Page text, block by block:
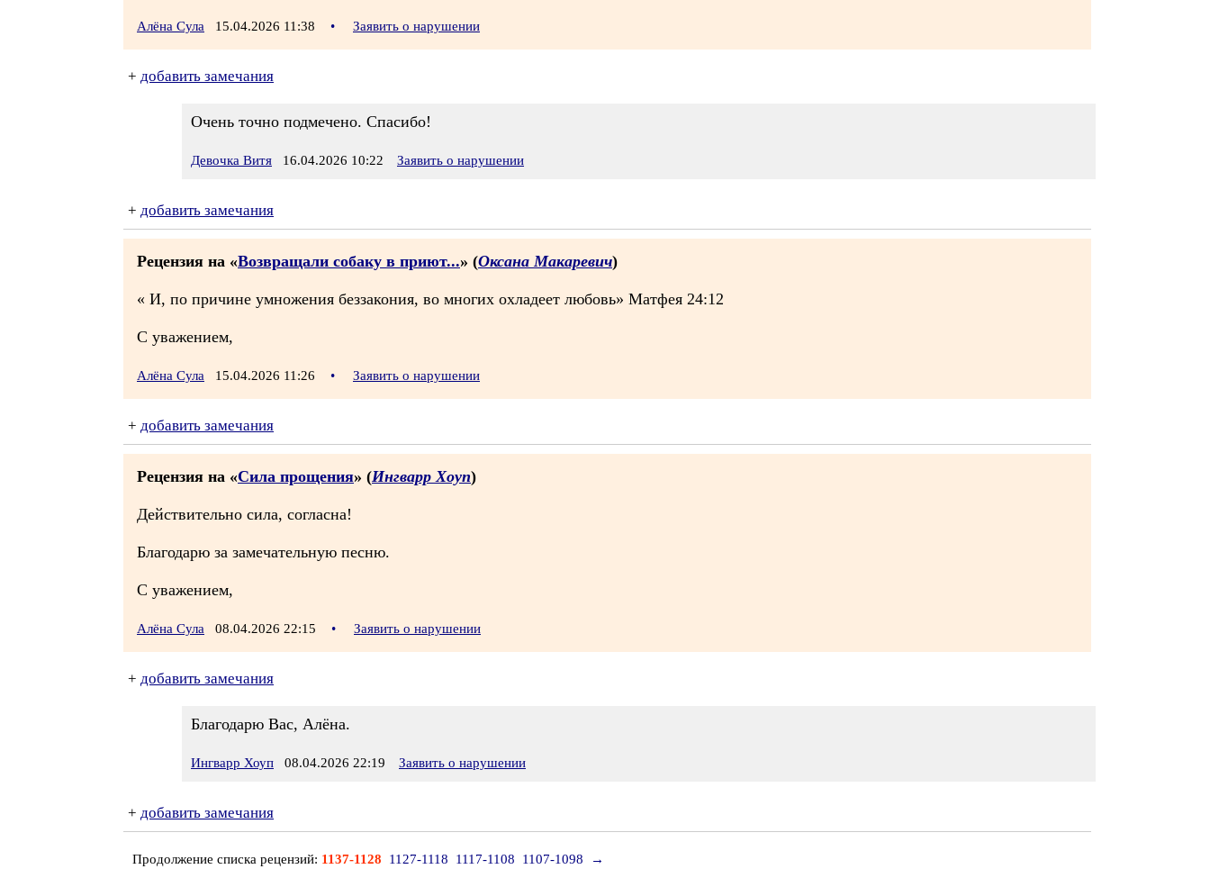
Алёна Сула 15.04.2026 11:38 • Заявить о нарушении
+ добавить замечания
Очень точно подмечено. Спасибо!
Девочка Витя 16.04.2026 10:22 Заявить о нарушении
+ добавить замечания
Рецензия на «Возвращали собаку в приют...» (Оксана Макаревич)
« И, по причине умножения беззакония, во многих охладеет любовь» Матфея 24:12
С уважением,
Алёна Сула 15.04.2026 11:26 • Заявить о нарушении
+ добавить замечания
Рецензия на «Сила прощения» (Ингварр Хоуп)
Действительно сила, согласна!
Благодарю за замечательную песню.
С уважением,
Алёна Сула 08.04.2026 22:15 • Заявить о нарушении
+ добавить замечания
Благодарю Вас, Алёна.
Ингварр Хоуп 08.04.2026 22:19 Заявить о нарушении
+ добавить замечания
Продолжение списка рецензий: 1137-1128 1127-1118 1117-1108 1107-1098 →